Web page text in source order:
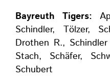
Bayreuth Tigers:
Schindler, Tölzer,
Drothen R.,
Stach, Schäfer,
Schubert